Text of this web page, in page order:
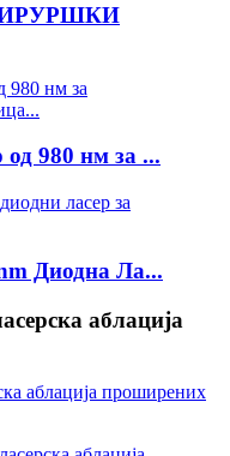
980 нм за ...
Диодна Ла...
аблација